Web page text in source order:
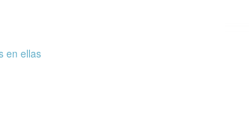
en ellas